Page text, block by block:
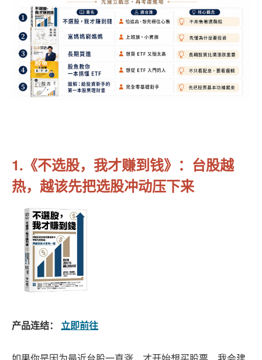
1.《不选股，我才赚到钱》：台股越
热，越该先把选股冲动压下来
产品连结： 立即前往